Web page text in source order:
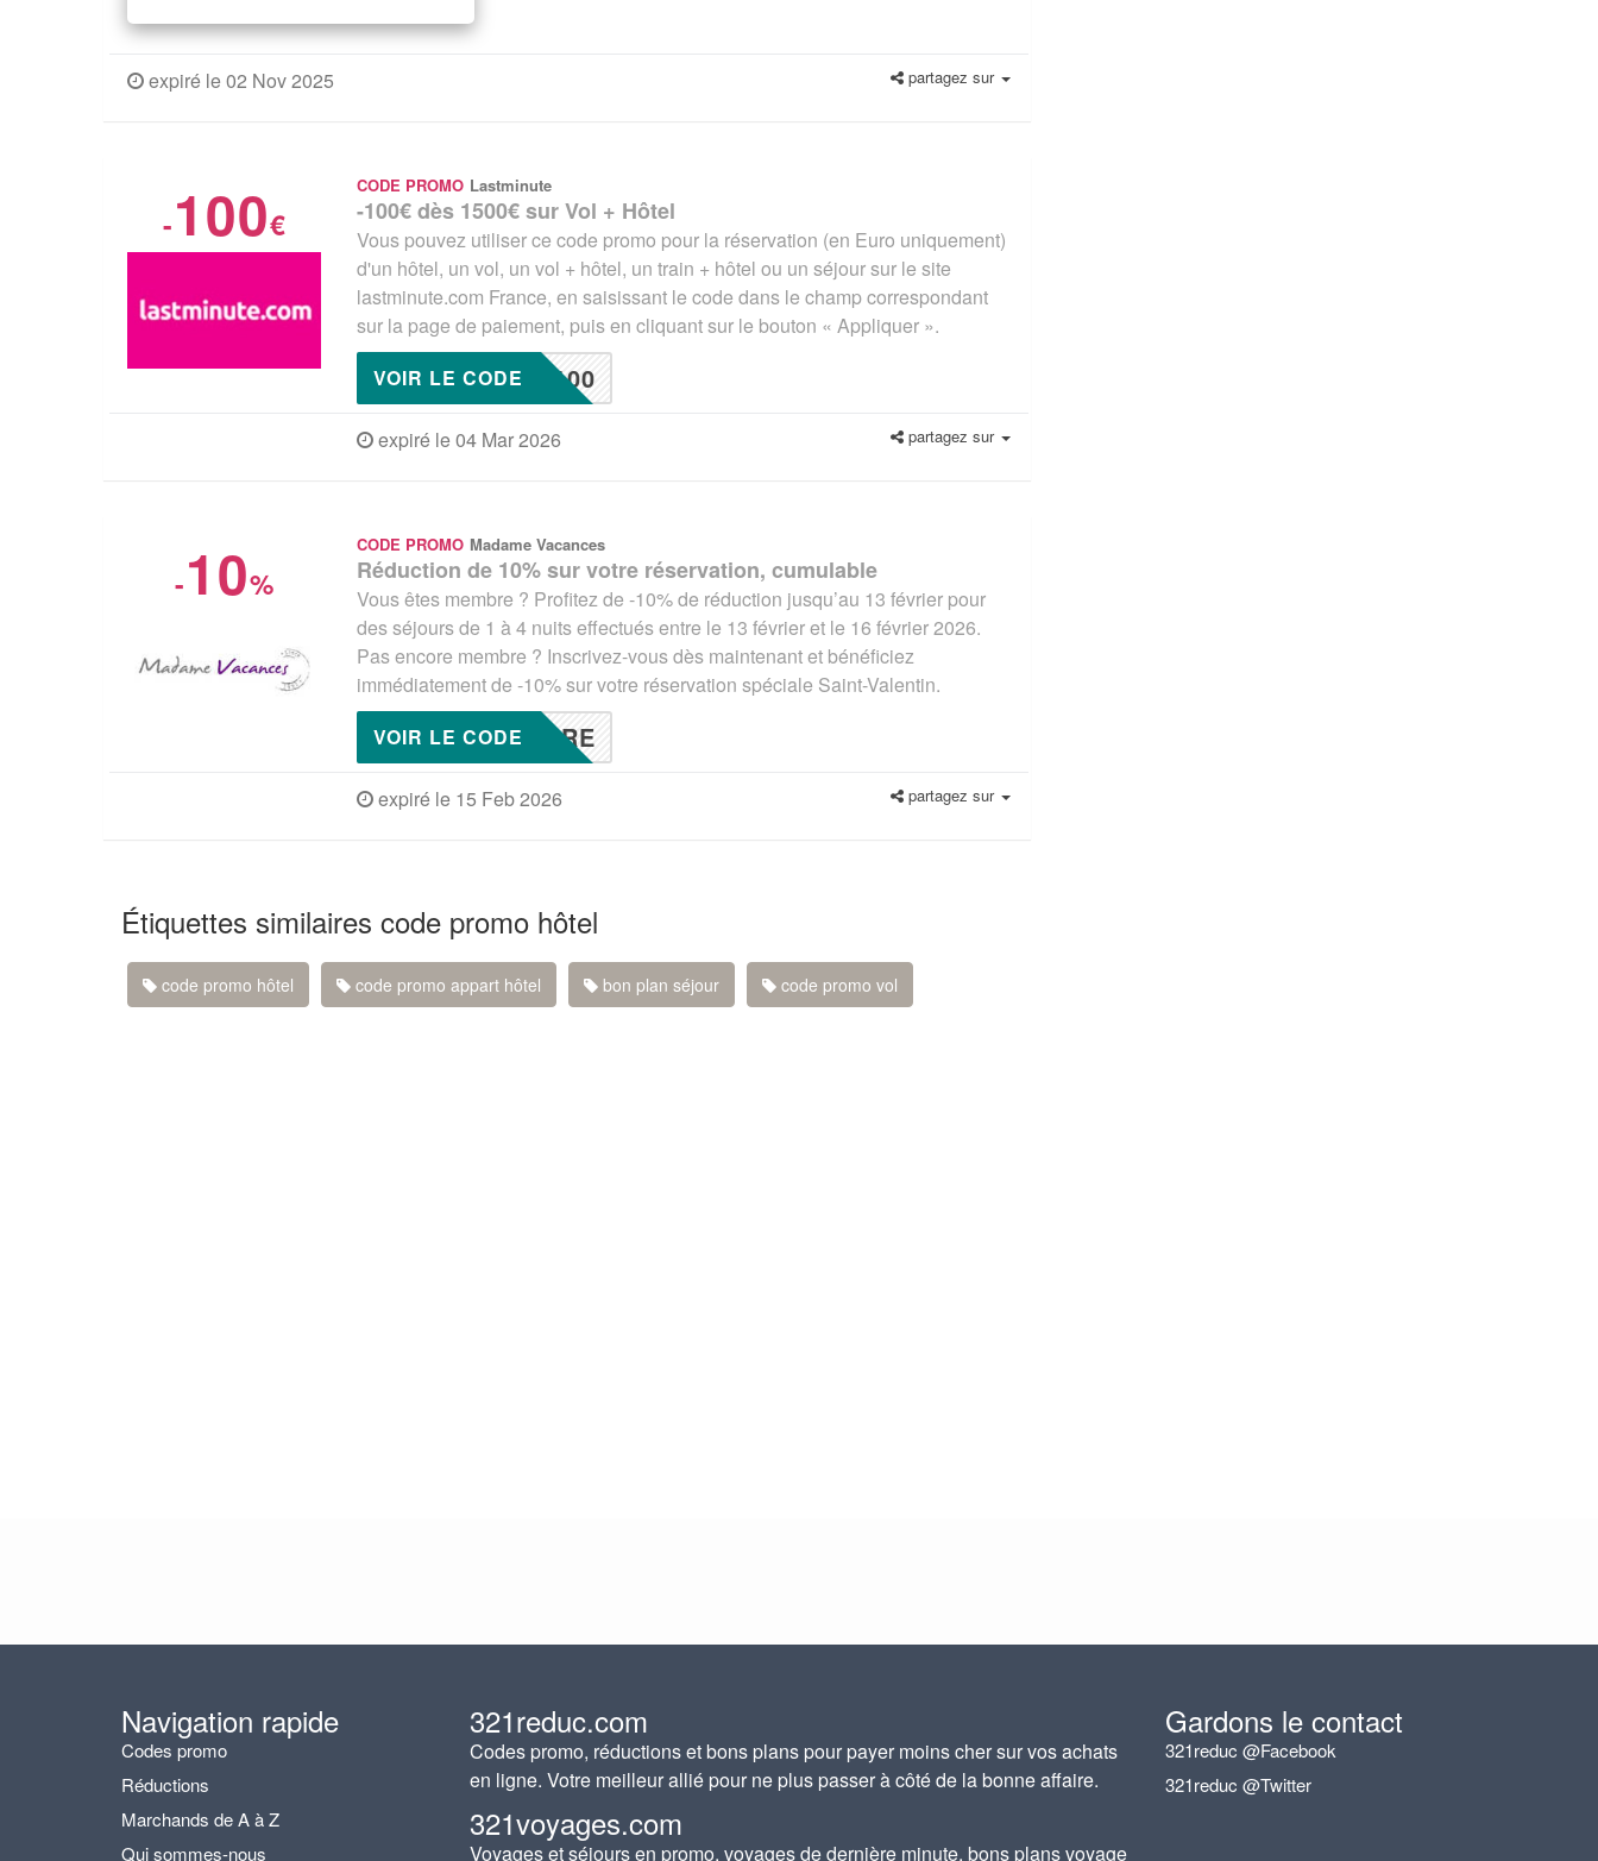
expiré le 02 Nov 2025 partagez sur
-100€
CODE PROMO Lastminute
-100€ dès 1500€ sur Vol + Hôtel
Vous pouvez utiliser ce code promo pour la réservation (en Euro uniquement)
d'un hôtel, un vol, un vol + hôtel, un train + hôtel ou un séjour sur le site
lastminute.com France, en saisissant le code dans le champ correspondant
sur la page de paiement, puis en cliquant sur le bouton « Appliquer ».
100
VOIR LE CODE
expiré le 04 Mar 2026 partagez sur
-10%
CODE PROMO Madame Vacances
Réduction de 10% sur votre réservation, cumulable
Vous êtes membre ? Profitez de -10% de réduction jusqu’au 13 février pour
des séjours de 1 à 4 nuits effectués entre le 13 février et le 16 février 2026.
Pas encore membre ? Inscrivez-vous dès maintenant et bénéficiez
immédiatement de -10% sur votre réservation spéciale Saint-Valentin.
BRE
VOIR LE CODE
expiré le 15 Feb 2026 partagez sur
Étiquettes similaires code promo hôtel
code promo hôtel code promo appart hôtel bon plan séjour code promo vol
Navigation rapide
Codes promo
Réductions
Marchands de A à Z
Qui sommes-nous
321reduc.com
Codes promo, réductions et bons plans pour payer moins cher sur vos achats
en ligne. Votre meilleur allié pour ne plus passer à côté de la bonne affaire.
321voyages.com
Voyages et séjours en promo, voyages de dernière minute, bons plans voyage
Gardons le contact
321reduc @Facebook
321reduc @Twitter